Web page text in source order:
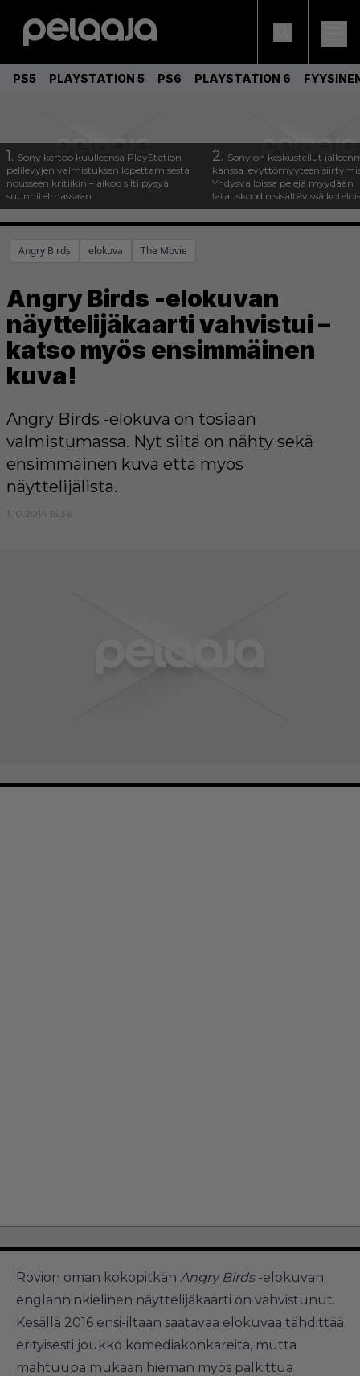
PS5 PLAYSTATION 5 PS6 PLAYSTATION 6
1. Sony kertoo kuulleensa PlayStation-
pelilevyjen valmistuksen lopettamisesta
nousseen kritiikin – aikoo silti pysyä
suunnitelmassaan
2. Sony on keskustellut
kanssa levyttömyyteen
Yhdysvalloissa pelejä myydään
latauskoodin sisältävissä
Angry Birds elokuva The Movie
Angry Birds -elokuvan
näyttelijäkaarti vahvistui –
katso myös ensimmäinen
kuva!
Angry Birds -elokuva on tosiaan
valmistumassa. Nyt siitä on nähty sekä
ensimmäinen kuva että myös
näyttelijälista.
1.10.2014 15:36
Rovion oman kokopitkän Angry Birds-elokuvan
englanninkielinen näyttelijäkaarti on vahvistunut.
Kesällä 2016 ensi-iltaan saatavaa elokuvaa tähdittää
erityisesti joukko komediakonkareita, mutta
mahtuupa mukaan hieman myös palkittua